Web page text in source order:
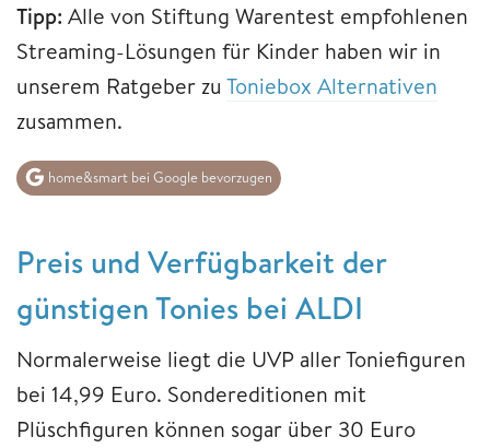
Tipp: Alle von Stiftung Warentest empfohlenen
Streaming-Lösungen für Kinder haben wir in
unserem Ratgeber zu Toniebox Alternativen
zusammen.
home&smart bei Google bevorzugen
Preis und Verfügbarkeit der
günstigen Tonies bei ALDI
Normalerweise liegt die UVP aller Toniefiguren
bei 14,99 Euro. Sondereditionen mit
Plüschfiguren können sogar über 30 Euro